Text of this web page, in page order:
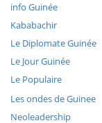
info Guinée
Kababachir
Le Diplomate Guinée
Le Jour Guinée
Le Populaire
Les ondes de Guinee
Neoleadership